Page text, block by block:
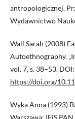
antropologicznej.
Wydawnictwo
Wall Sarah (2008)
Autoethnography.
vol. 7, s. 38–53. DOI:
https://doi.org/
Wyka Anna (1993)
Warszawa: IFiS PAN.